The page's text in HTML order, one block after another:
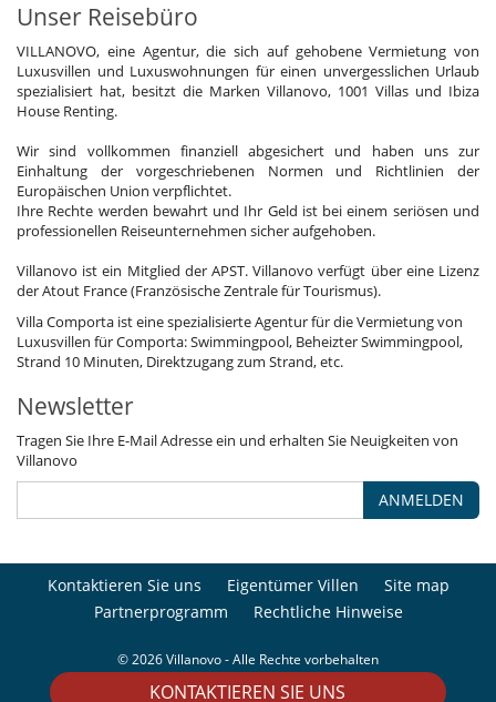
KONTAKTIEREN SIE UNS
Unser Reisebüro
VILLANOVO, eine Agentur, die sich auf gehobene Vermietung von
Luxusvillen und Luxuswohnungen für einen unvergesslichen Urlaub
spezialisiert hat, besitzt die Marken Villanovo, 1001 Villas und Ibiza
House Renting.
Wir sind vollkommen finanziell abgesichert und haben uns zur
Einhaltung der vorgeschriebenen Normen und Richtlinien der
Europäischen Union verpflichtet.
Ihre Rechte werden bewahrt und Ihr Geld ist bei einem seriösen und
professionellen Reiseunternehmen sicher aufgehoben.
Villanovo ist ein Mitglied der APST. Villanovo verfügt über eine Lizenz
der Atout France (Französische Zentrale für Tourismus).
Villa Comporta ist eine spezialisierte Agentur für die Vermietung von
Luxusvillen für Comporta: Swimmingpool, Beheizter Swimmingpool,
Strand 10 Minuten, Direktzugang zum Strand, etc.
Newsletter
Tragen Sie Ihre E-Mail Adresse ein und erhalten Sie Neuigkeiten von
Villanovo
ANMELDEN
Kontaktieren Sie uns Eigentümer Villen
Site map
Partnerprogramm
Rechtliche Hinweise
© 2026 Villanovo - Alle Rechte vorbehalten